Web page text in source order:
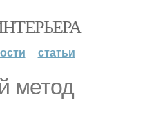
статьи
метод